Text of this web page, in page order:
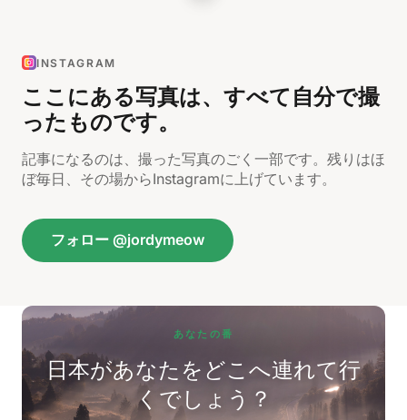
INSTAGRAM
ここにある写真は、すべて自分で撮
ったものです。
記事になるのは、撮った写真のごく一部です。残りはほ
ぼ毎日、その場からInstagramに上げています。
フォロー @jordymeow
あなたの番
日本があなたをどこへ連れて行
くでしょう？